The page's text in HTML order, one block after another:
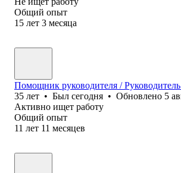
Общий опыт
15 лет 3 месяца
Помощник руководителя /
35 лет • Был сегодня • Обновлено 5
Активно ищет работу
Общий опыт
11 лет 11 месяцев